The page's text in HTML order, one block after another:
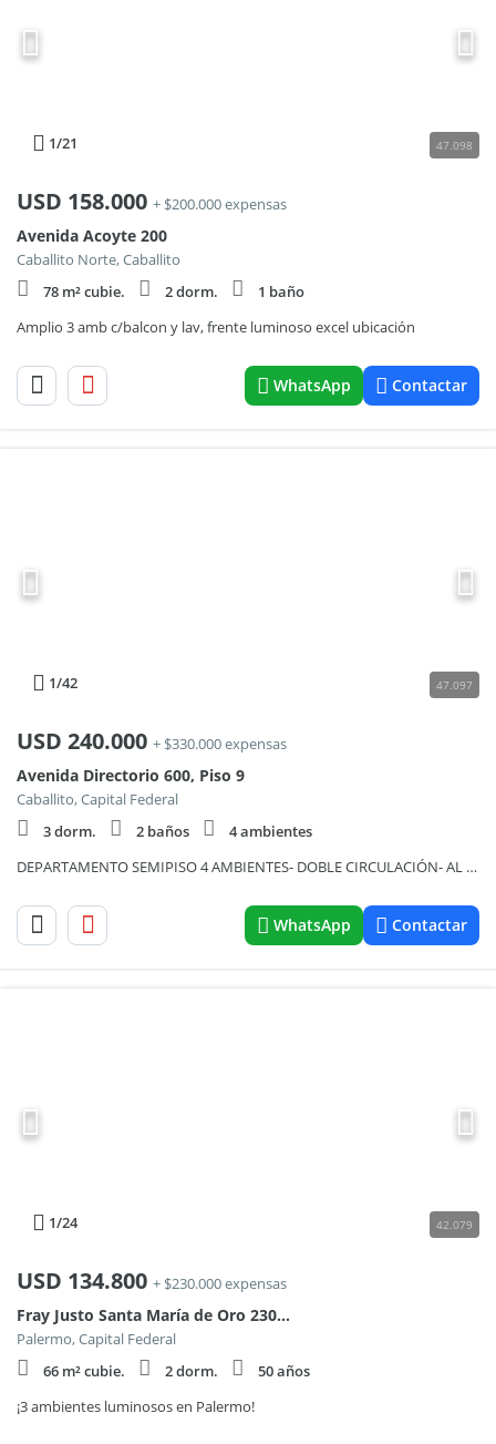
1/21 47.098
USD 158.000 + $200.000 expensas
Avenida Acoyte 200
Caballito Norte, Caballito
78 m² cubie.
2 dorm.
1 baño
Amplio 3 amb c/balcon y lav, frente luminoso excel ubicación
WhatsApp Contactar
1/42 47.097
USD 240.000 + $330.000 expensas
Avenida Directorio 600, Piso 9
Caballito, Capital Federal
3 dorm.
2 baños
4 ambientes
DEPARTAMENTO SEMIPISO 4 AMBIENTES- DOBLE CIRCULACIÓN- AL FRENTE CON BALCÓN- COCHERA Y BAULERA- EXCELENTE LISTO PARA ESCRITURAR
WhatsApp Contactar
1/24 42.079
USD 134.800 + $230.000 expensas
Fray Justo Santa María de Oro 2300, Piso 2
Palermo, Capital Federal
66 m² cubie.
2 dorm.
50 años
¡3 ambientes luminosos en Palermo!